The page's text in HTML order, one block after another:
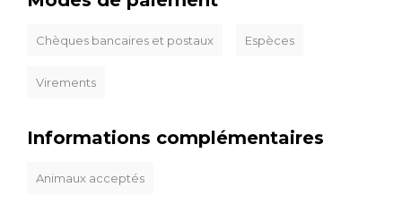
Chèques bancaires et postaux Espèces
Virements
Informations complémentaires
Animaux acceptés